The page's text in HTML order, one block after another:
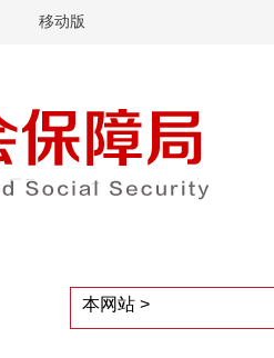
移动版